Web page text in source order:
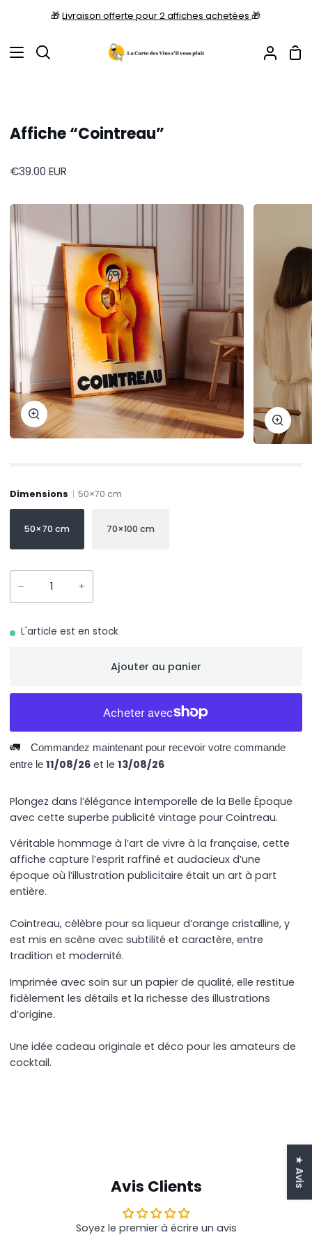
🎁Livraison offerte pour 2 affiches achetées🎁
Recherche
Mon
Affiche “Cointreau”
€39.00 EUR
Zoom Zoom
Dimensions 50×70 cm
50×70 cm 70×100 cm
− +
L'article est en stock
Ajouter au panier
🚛
Commandez maintenant pour recevoir votre commande
entre le11/08/26 et le13/08/26
Plongez dans l’élégance intemporelle de la Belle Époque
avec cette superbe publicité vintage pour Cointreau.
Véritable hommage à l’art de vivre à la française, cette
affiche capture l’esprit raffiné et audacieux d’une
époque où l’illustration publicitaire était un art à part
entière.
Cointreau, célèbre pour sa liqueur d’orange cristalline, y
est mis en scène avec subtilité et caractère, entre
tradition et modernité.
Imprimée avec soin sur un papier de qualité, elle restitue
fidèlement les détails et la richesse des illustrations
d’origine.
Une idée cadeau originale et déco pour les amateurs de
cocktail.
Avis Clients
Soyez le premier à écrire un avis
★ Avis